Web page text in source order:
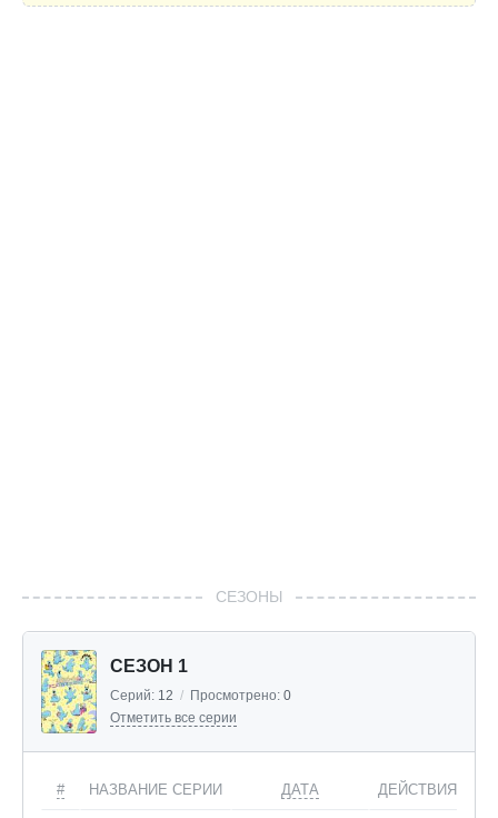
СЕЗОНЫ
СЕЗОН 1
Серий: 12 / Просмотрено: 0
Отметить все серии
# НАЗВАНИЕ СЕРИИ ДАТА ДЕЙСТВИЯ